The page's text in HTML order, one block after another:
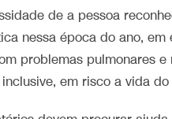
de a pessoa
nessa época do ano, em
problemas pulmonares
em risco a vida do